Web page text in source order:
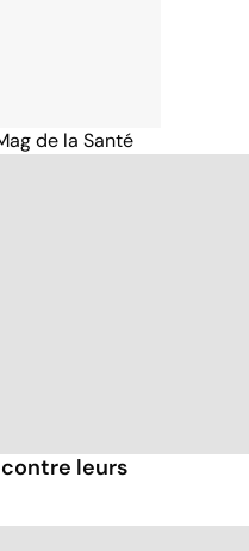
de la Santé
leurs